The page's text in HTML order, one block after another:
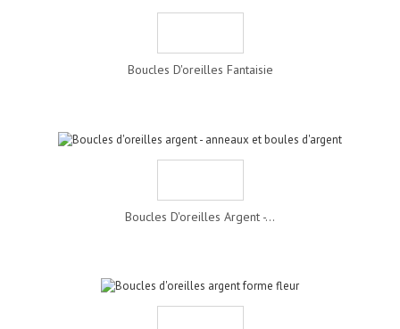
Boucles D'oreilles Fantaisie
Boucles D'oreilles Argent -...